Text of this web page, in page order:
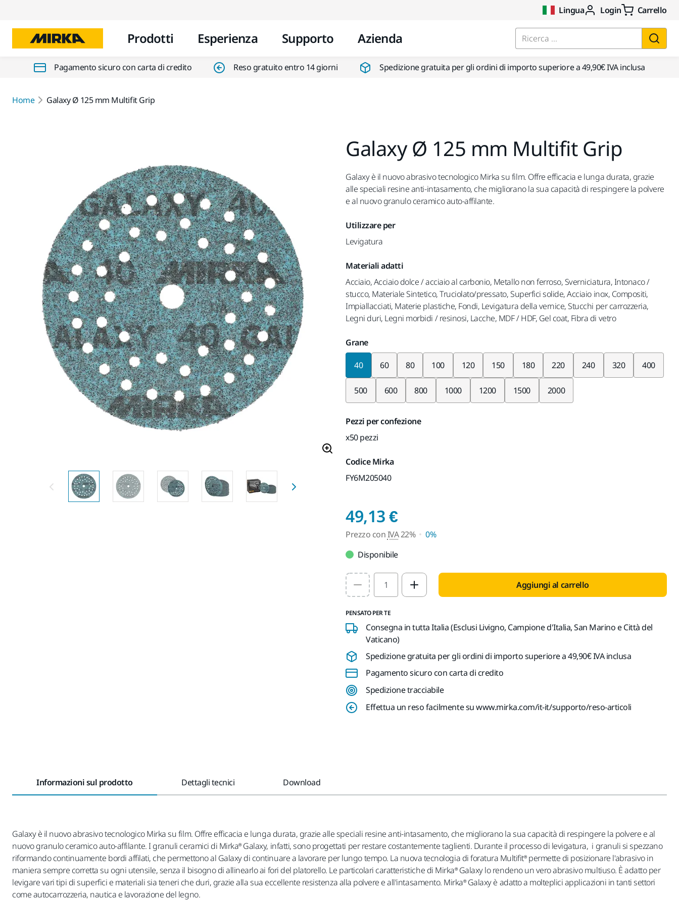
Lingua Login Carrello
Prodotti Esperienza Supporto Azienda Ricerca ...
Pagamento sicuro con carta di credito Reso gratuito entro 14 giorni Spedizione gratuita per gli ordini di importo superiore a 49,90€ IVA inclusa
Home Galaxy Ø 125 mm Multifit Grip
Galaxy Ø 125 mm Multifit Grip
Galaxy è il nuovo abrasivo tecnologico Mirka su film. Offre efficacia e lunga durata, grazie
alle speciali resine anti-intasamento, che migliorano la sua capacità di respingere la polvere
e al nuovo granulo ceramico auto-affilante.
Utilizzare per
Levigatura
Materiali adatti
Acciaio, Acciaio dolce / acciaio al carbonio, Metallo non ferroso, Sverniciatura, Intonaco /
stucco, Materiale Sintetico, Truciolato/pressato, Superfici solide, Acciaio inox, Compositi,
Impiallacciati, Materie plastiche, Fondi, Levigatura della vernice, Stucchi per carrozzeria,
Legni duri, Legni morbidi / resinosi, Lacche, MDF / HDF, Gel coat, Fibra di vetro
Grane
40 60 80 100 120 150 180 220 240 320 400
500 600 800 1000 1200 1500 2000
Pezzi per confezione
x50 pezzi
Codice Mirka
FY6M205040
49,13 €Prezzo con IVA 22%
Prezzo conIVA22%
0%
Disponibile
Select quantity value Aggiungi al carrello
PENSATO PER TE
Consegna in tutta Italia (Esclusi Livigno, Campione d'Italia, San Marino e Città del
Vaticano)
Spedizione gratuita per gli ordini di importo superiore a 49,90€ IVA inclusa
Pagamento sicuro con carta di credito
Spedizione tracciabile
Effettua un reso facilmente su www.mirka.com/it-it/supporto/reso-articoli
Informazioni sul prodotto Dettagli tecnici Download
Galaxy è il nuovo abrasivo tecnologico Mirka su film. Offre efficacia e lunga durata, grazie alle speciali resine anti-intasamento, che migliorano la sua capacità di respingere la polvere e al
nuovo granulo ceramico auto-affilante. I granuli ceramici di Mirka® Galaxy, infatti, sono progettati per restare costantemente taglienti. Durante il processo di levigatura, i granuli si spezzano
riformando continuamente bordi affilati, che permettono al Galaxy di continuare a lavorare per lungo tempo. La nuova tecnologia di foratura Multifit® permette di posizionare l'abrasivo in
maniera sempre corretta su ogni utensile, senza il bisogno di allinearlo ai fori del platorello. Le particolari caratteristiche di Mirka® Galaxy lo rendeno un vero abrasivo multiuso. È adatto per
levigare vari tipi di superfici e materiali sia teneri che duri, grazie alla sua eccellente resistenza alla polvere e all'intasamento. Mirka® Galaxy è adatto a molteplici applicazioni in tanti settori
come autocarrozzeria, nautica e lavorazione del legno.